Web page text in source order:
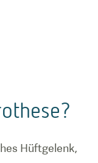
Hüftgelenk,